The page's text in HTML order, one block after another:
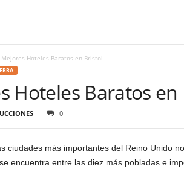
Mejores Hoteles Baratos en Bristol
Hoteles Baratos en
0
ciudades más importantes del Reino Unido
se encuentra entre las diez más pobladas e